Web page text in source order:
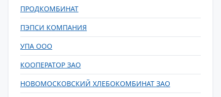
ПРОДКОМБИНАТ
ПЭПСИ КОМПАНИЯ
УПА ООО
КООПЕРАТОР ЗАО
НОВОМОСКОВСКИЙ ХЛЕБОКОМБИНАТ ЗАО